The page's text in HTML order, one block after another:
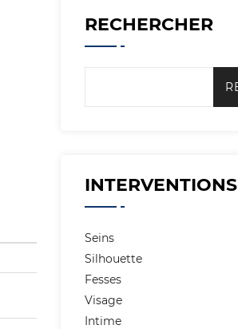
RECHERCHER
INTERVENTIONS
Seins
Silhouette
Fesses
Visage
Intime